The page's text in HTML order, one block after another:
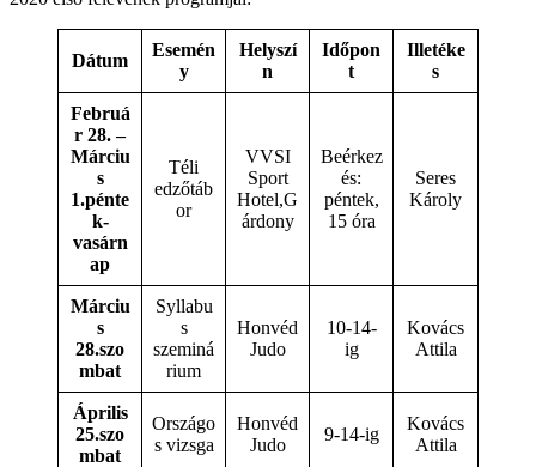
Dátum
Esemén
y
Helyszí
n
Időpon
t
Illetéke
s
Februá
r 28. –
Márciu
s
1.pénte
k-
vasárn
ap
Téli
edzőtáb
or
VVSI
Sport
Hotel,G
árdony
Beérkez
és:
péntek,
15 óra
Seres
Károly
Márciu
s
28.szo
mbat
Syllabu
s
szeminá
rium
Honvéd
Judo
10-14-
ig
Kovács
Attila
Április
25.szo
mbat
Országo
s vizsga
Honvéd
Judo
9-14-ig
Kovács
Attila